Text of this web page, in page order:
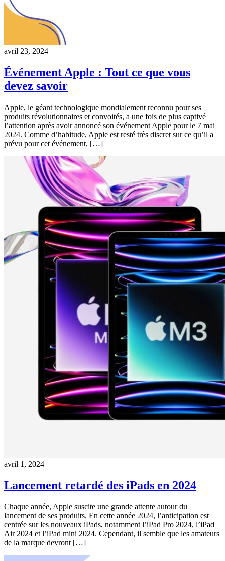
avril 23, 2024
Événement Apple : Tout ce que vous
devez savoir
Apple, le géant technologique mondialement reconnu pour ses
produits révolutionnaires et convoités, a une fois de plus captivé
l’attention après avoir annoncé son événement Apple pour le 7 mai
2024. Comme d’habitude, Apple est resté très discret sur ce qu’il a
prévu pour cet événement, […]
avril 1, 2024
Lancement retardé des iPads en 2024
Chaque année, Apple suscite une grande attente autour du
lancement de ses produits. En cette année 2024, l’anticipation est
centrée sur les nouveaux iPads, notamment l’iPad Pro 2024, l’iPad
Air 2024 et l’iPad mini 2024. Cependant, il semble que les amateurs
de la marque devront […]